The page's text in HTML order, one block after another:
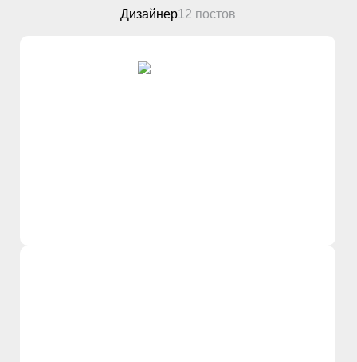
Дизайнер12 постов